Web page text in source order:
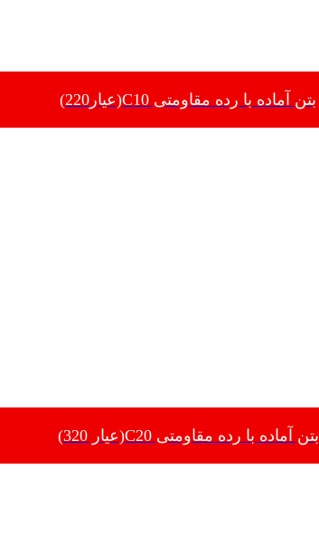
بتن آماده با رده مقاومتی C10(عیار220)
بتن آماده با رده مقاومتی C20(عیار 320)